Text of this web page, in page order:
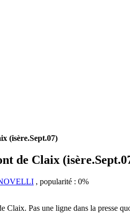
(isère.Sept.07)
de Claix
, popularité : 0%
Claix. Pas une ligne dans la presse